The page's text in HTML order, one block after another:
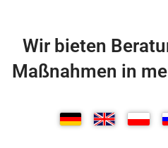
Wir bieten
Maßnahmen in